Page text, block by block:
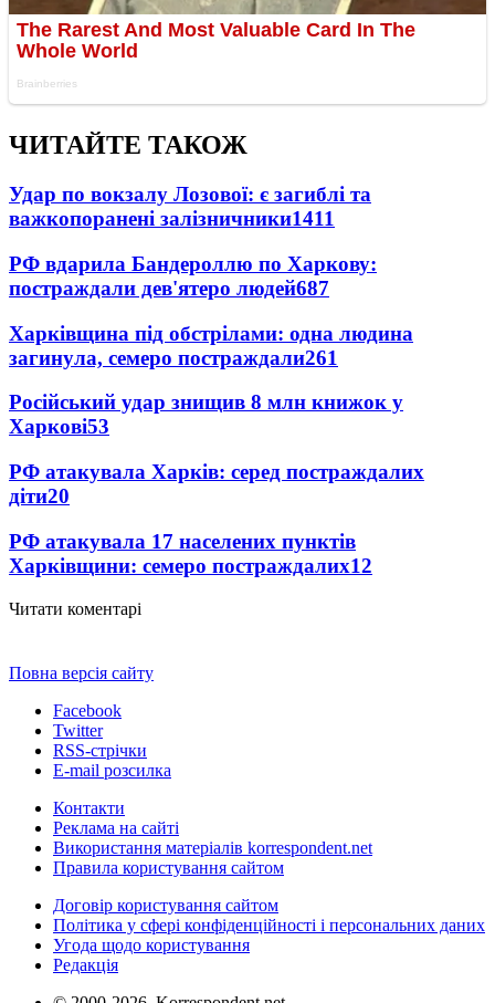
ЧИТАЙТЕ ТАКОЖ
Удар по вокзалу Лозової: є загиблі та
важкопоранені залізничники1411
РФ вдарила Бандероллю по Харкову:
постраждали дев'ятеро людей687
Харківщина під обстрілами: одна людина
загинула, семеро постраждали261
Російський удар знищив 8 млн книжок у
Харкові53
РФ атакувала Харків: серед постраждалих
діти20
РФ атакувала 17 населених пунктів
Харківщини: семеро постраждалих12
Читати коментарі
Повна версія сайту
Facebook
Twitter
RSS-стрічки
E-mail розсилка
Контакти
Реклама на сайті
Використання матеріалів korrespondent.net
Правила користування сайтом
Договір користування сайтом
Політика у сфері конфіденційності і персональних даних
Угода щодо користування
Редакція